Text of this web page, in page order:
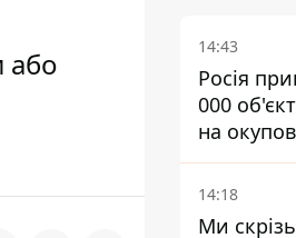
або
14:43
Росія
000
на
14:18
Ми